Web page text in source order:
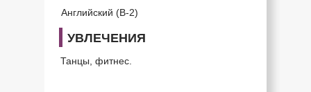
Английский (B-2)
УВЛЕЧЕНИЯ
Танцы, фитнес.